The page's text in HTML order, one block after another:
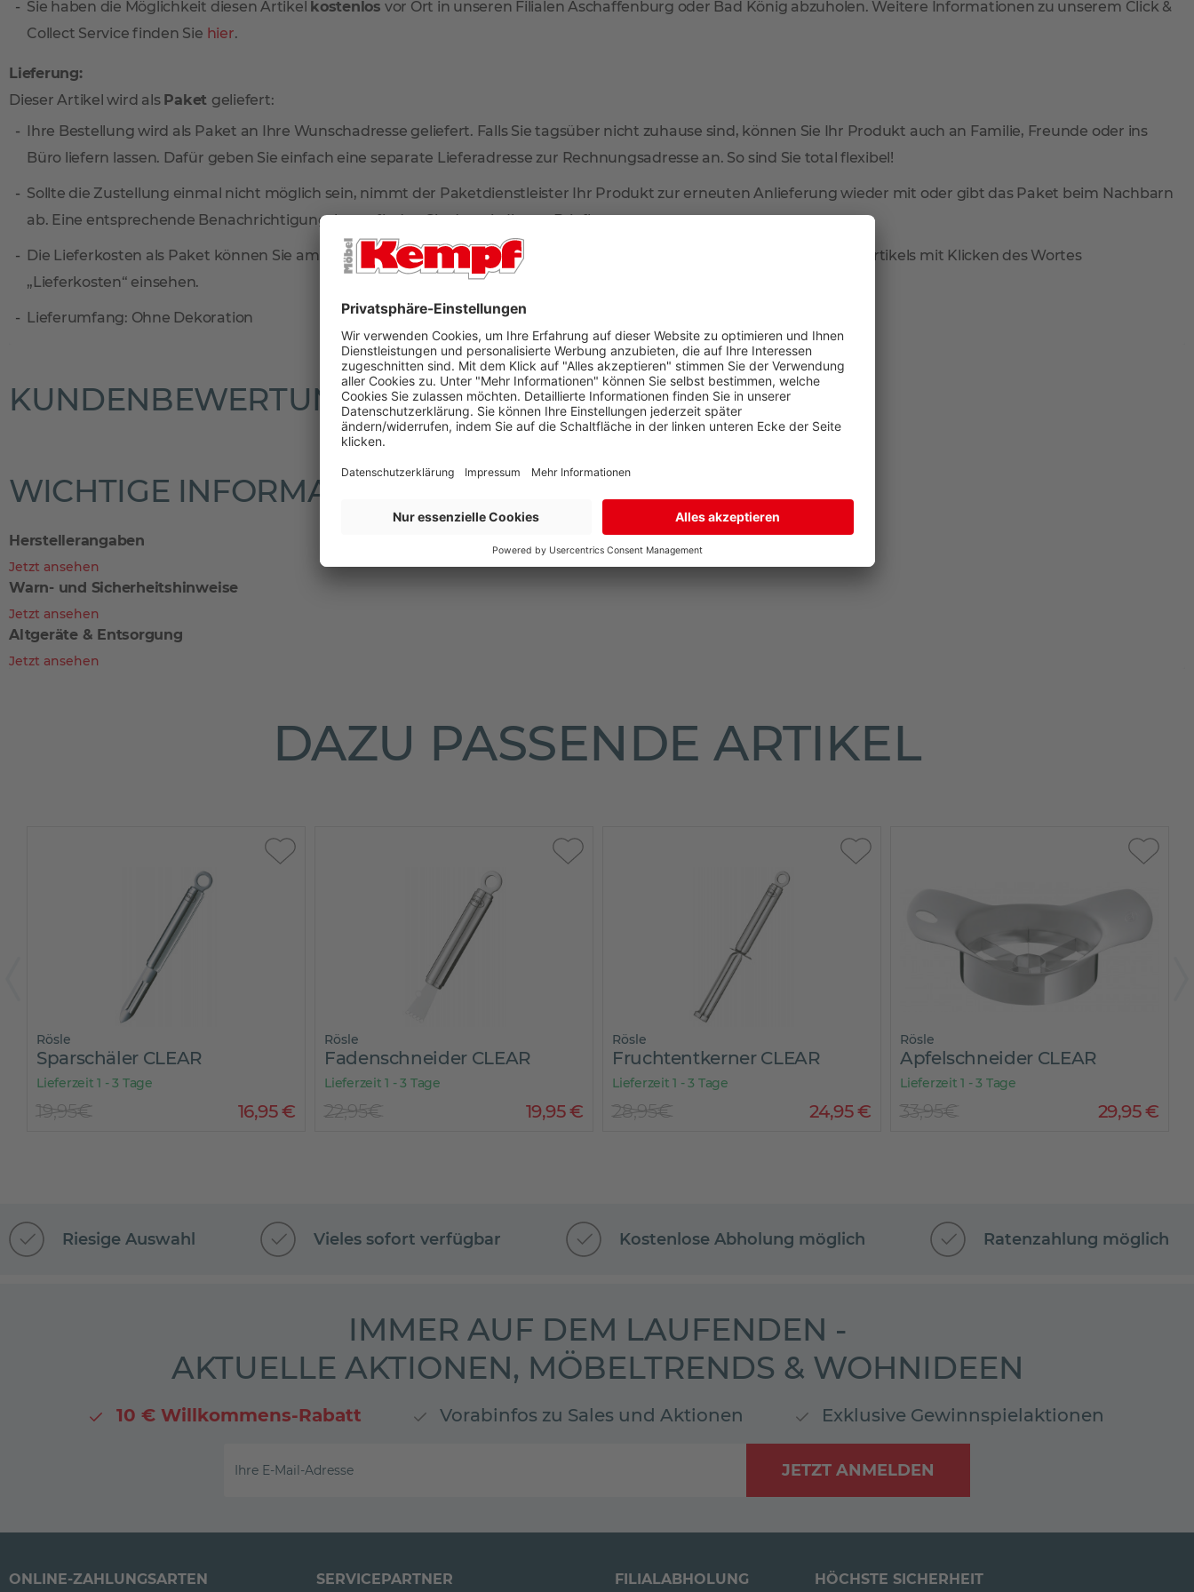
Sie haben die Möglichkeit diesen Artikel kostenlos vor Ort in unseren Filialen Aschaffenburg oder Bad König abzuholen. Weitere Informationen zu unserem Click &
Collect Service finden Sie hier.
Lieferung:
Dieser Artikel wird als Paket geliefert:
Ihre Bestellung wird als Paket an Ihre Wunschadresse geliefert. Falls Sie tagsüber nicht zuhause sind, können Sie Ihr Produkt auch an Familie, Freunde oder ins
Büro liefern lassen. Dafür geben Sie einfach eine separate Lieferadresse zur Rechnungsadresse an. So sind Sie total flexibel!
Sollte die Zustellung einmal nicht möglich sein, nimmt der Paketdienstleister Ihr Produkt zur erneuten Anlieferung wieder mit oder gibt das Paket beim Nachbarn
ab. Eine entsprechende Benachrichtigungskarte finden Sie dann in Ihrem Briefkasten.
Die Lieferkosten als Paket können Sie am einfachsten im oberen Bereich der Artikelseite unter dem Verkaufspreis des Artikels mit Klicken des Wortes
„Lieferkosten“ einsehen.
Lieferumfang: Ohne Dekoration
KUNDENBEWERTUNGEN
WICHTIGE INFORMATIONEN
Herstellerangaben
Jetzt ansehen
Warn- und Sicherheitshinweise
Jetzt ansehen
Altgeräte & Entsorgung
Jetzt ansehen
DAZU PASSENDE ARTIKEL
Rösle
Sparschäler CLEAR
Lieferzeit 1 - 3 Tage
16,95€
19,95€
Rösle
Fadenschneider CLEAR
Lieferzeit 1 - 3 Tage
19,95€
22,95€
Rösle
Fruchtentkerner CLEAR
Lieferzeit 1 - 3 Tage
24,95€
28,95€
Rösle
Apfelschneider CLEAR
Lieferzeit 1 - 3 Tage
29,95€
33,95€
Riesige Auswahl Vieles sofort verfügbar Kostenlose Abholung möglich Ratenzahlung möglich
IMMER AUF DEM LAUFENDEN -
AKTUELLE AKTIONEN, MÖBELTRENDS & WOHNIDEEN
10 € Willkommens-Rabatt Vorabinfos zu Sales und Aktionen Exklusive Gewinnspielaktionen
JETZT ANMELDEN
Ihre E-Mail-Adresse
ONLINE-ZAHLUNGSARTEN SERVICEPARTNER FILIALABHOLUNG HÖCHSTE SICHERHEIT